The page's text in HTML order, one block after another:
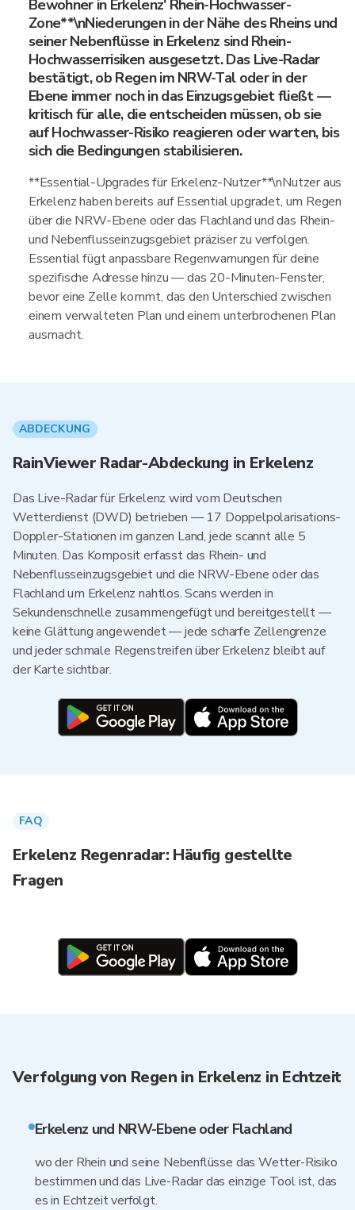
Bewohner in Erkelenz' Rhein-Hochwasser-
Zone**\nNiederungen in der Nähe des Rheins und
seiner Nebenflüsse in Erkelenz sind Rhein-
Hochwasserrisiken ausgesetzt. Das Live-Radar
bestätigt, ob Regen im NRW-Tal oder in der
Ebene immer noch in das Einzugsgebiet fließt —
kritisch für alle, die entscheiden müssen, ob sie
auf Hochwasser-Risiko reagieren oder warten, bis
sich die Bedingungen stabilisieren.
**Essential-Upgrades für Erkelenz-Nutzer**\nNutzer aus
Erkelenz haben bereits auf Essential upgradet, um Regen
über die NRW-Ebene oder das Flachland und das Rhein-
und Nebenflusseinzugsgebiet präziser zu verfolgen.
Essential fügt anpassbare Regenwarnungen für deine
spezifische Adresse hinzu — das 20-Minuten-Fenster,
bevor eine Zelle kommt, das den Unterschied zwischen
einem verwalteten Plan und einem unterbrochenen Plan
ausmacht.
ABDECKUNG
RainViewer Radar-Abdeckung in Erkelenz
Das Live-Radar für Erkelenz wird vom Deutschen
Wetterdienst (DWD) betrieben — 17 Doppelpolarisations-
Doppler-Stationen im ganzen Land, jede scannt alle 5
Minuten. Das Komposit erfasst das Rhein- und
Nebenflusseinzugsgebiet und die NRW-Ebene oder das
Flachland um Erkelenz nahtlos. Scans werden in
Sekundenschnelle zusammengefügt und bereitgestellt —
keine Glättung angewendet — jede scharfe Zellengrenze
und jeder schmale Regenstreifen über Erkelenz bleibt auf
der Karte sichtbar.
FAQ
Erkelenz Regenradar: Häufig gestellte
Fragen
Verfolgung von Regen in Erkelenz in Echtzeit
Erkelenz und NRW-Ebene oder Flachland
wo der Rhein und seine Nebenflüsse das Wetter-Risiko
bestimmen und das Live-Radar das einzige Tool ist, das
es in Echtzeit verfolgt.